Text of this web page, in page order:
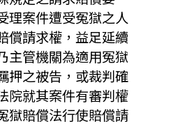
理案件遭受冤獄之人
償請求權，益足延續
主管機關為適用冤獄
押之被告，或裁判確
院就其案件有審判權
獄賠償法行使賠償請